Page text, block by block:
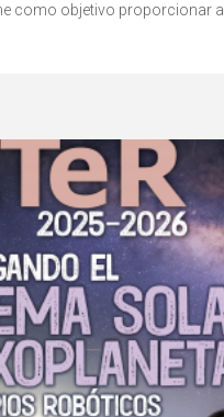
como objetivo proporcionar al